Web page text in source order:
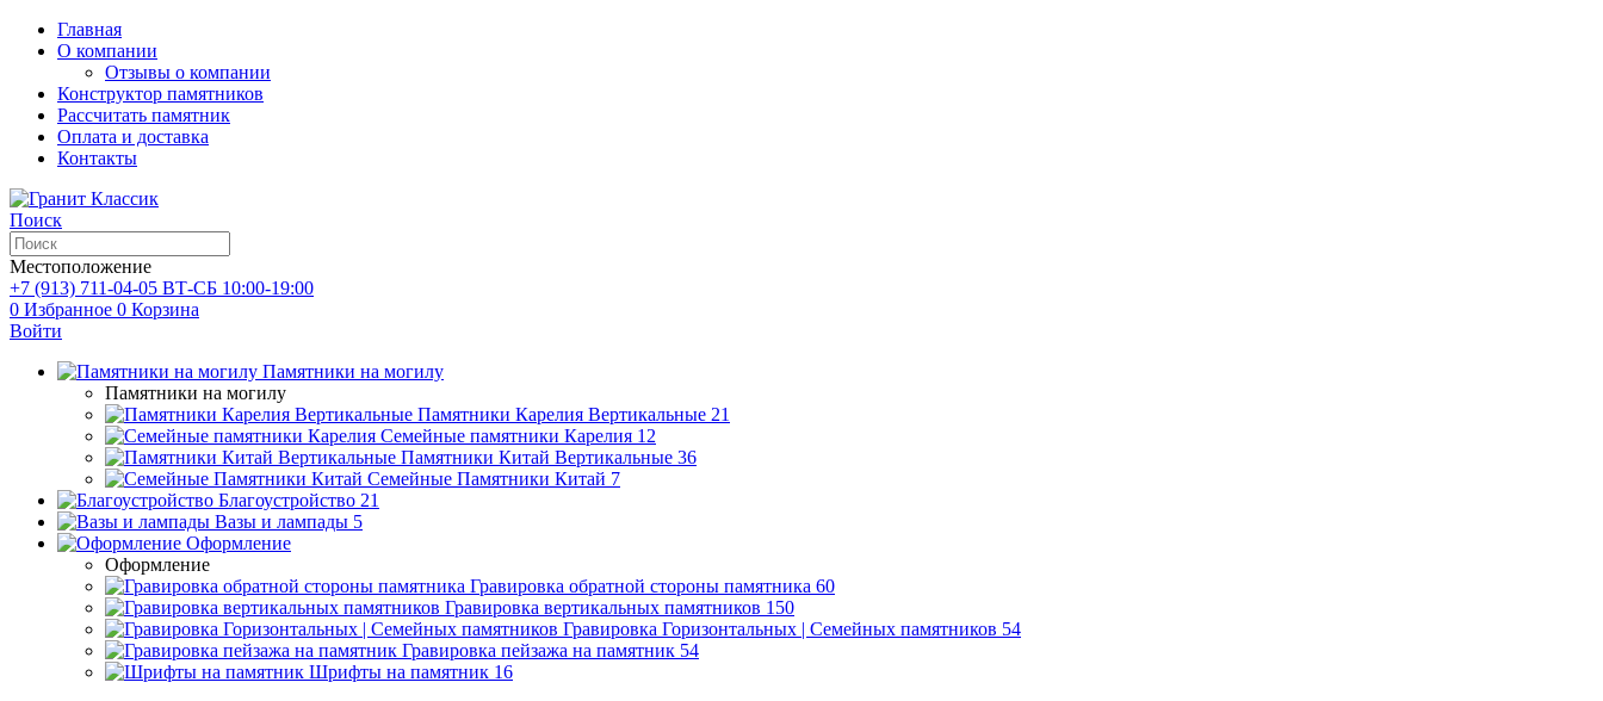
Главная
О компании
Отзывы о компании
Конструктор памятников
Рассчитать памятник
Оплата и доставка
Контакты
Поиск
Местоположение
+7 (913) 711-04-05 ВТ-СБ 10:00-19:00
0 Избранное 0 Корзина
Войти
Памятники на могилу
Памятники на могилу
Памятники Карелия Вертикальные 21
Семейные памятники Карелия 12
Памятники Китай Вертикальные 36
Семейные Памятники Китай 7
Благоустройство 21
Вазы и лампады 5
Оформление
Оформление
Гравировка обратной стороны памятника 60
Гравировка вертикальных памятников 150
Гравировка Горизонтальных | Семейных памятников 54
Гравировка пейзажа на памятник 54
Шрифты на памятник 16